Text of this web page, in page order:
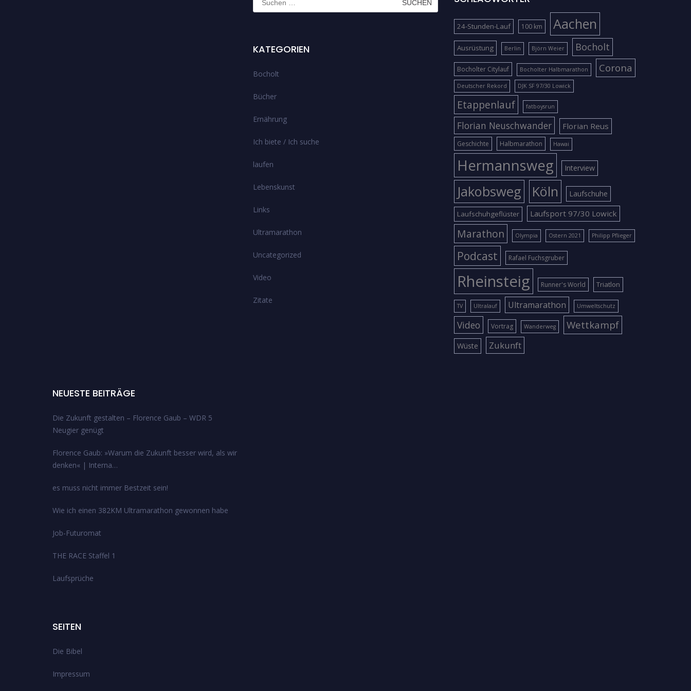
nach:
KATEGORIEN
Bocholt
Bücher
Ernährung
Ich biete / Ich suche
laufen
Lebenskunst
Links
Ultramarathon
Uncategorized
Video
Zitate
24-Stunden-Lauf 100 km Aachen
Ausrüstung Berlin Björn Weier Bocholt
Bocholter Citylauf Bocholter Halbmarathon Corona
Deutscher Rekord DJK SF 97/30 Lowick
Etappenlauf fatboysrun
Florian Neuschwander Florian Reus
Geschichte Halbmarathon Hawai
Hermannsweg Interview
Jakobsweg Köln Laufschuhe
Laufschuhgeflüster Laufsport 97/30 Lowick
Marathon Olympia Ostern 2021 Philipp Pflieger
Podcast Rafael Fuchsgruber
Rheinsteig Runner's World Triatlon
TV Ultralauf Ultramarathon Umweltschutz
Video Vortrag Wanderweg Wettkampf
Wüste Zukunft
NEUESTE BEITRÄGE
Die Zukunft gestalten – Florence Gaub – WDR 5
Neugier genügt
Florence Gaub: »Warum die Zukunft besser wird, als wir
denken« | Interna…
es muss nicht immer Bestzeit sein!
Wie ich einen 382KM Ultramarathon gewonnen habe
Job-Futuromat
THE RACE Staffel 1
Laufsprüche
SEITEN
Die Bibel
Impressum